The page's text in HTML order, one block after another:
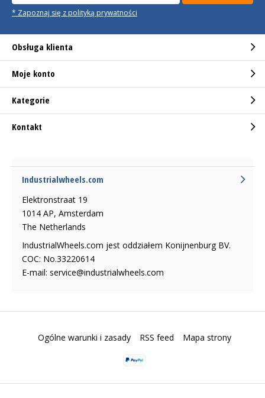
* Zapoznaj się z polityką prywatności
Obsługa klienta
Moje konto
Kategorie
Kontakt
Industrialwheels.com
Elektronstraat 19
1014 AP, Amsterdam
The Netherlands
IndustrialWheels.com jest oddziałem Konijnenburg BV.
COC: No.33220614
E-mail: service@industrialwheels.com
Ogólne warunki i zasady RSS feed Mapa strony